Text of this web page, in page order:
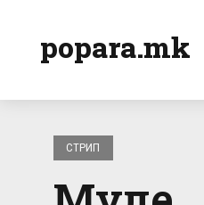
popara.mk
СТРИП